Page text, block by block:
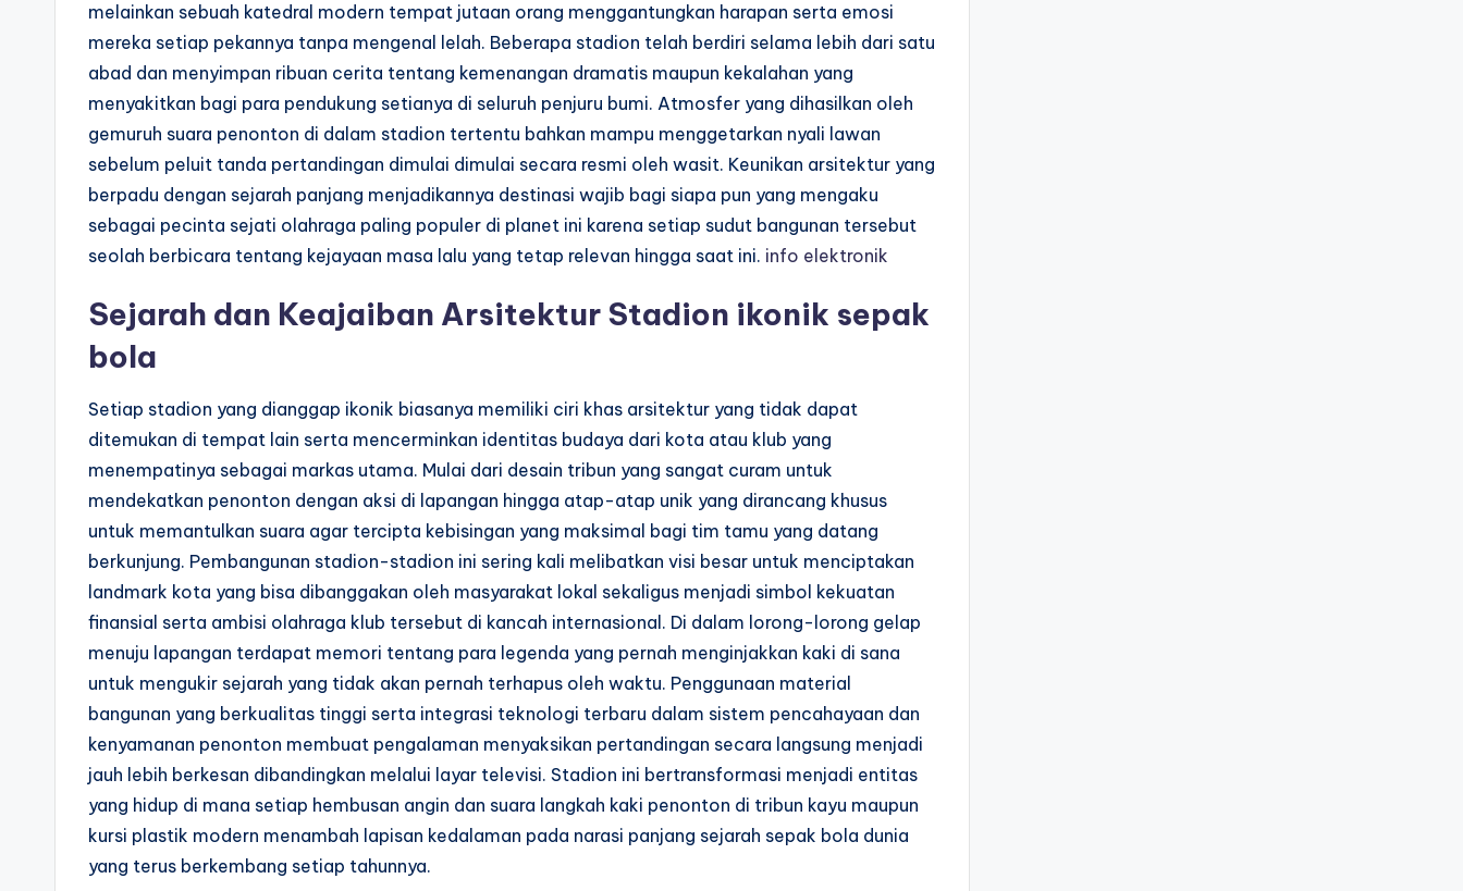
melainkan sebuah katedral modern tempat jutaan orang menggantungkan harapan serta emosi
mereka setiap pekannya tanpa mengenal lelah. Beberapa stadion telah berdiri selama lebih dari satu
abad dan menyimpan ribuan cerita tentang kemenangan dramatis maupun kekalahan yang
menyakitkan bagi para pendukung setianya di seluruh penjuru bumi. Atmosfer yang dihasilkan oleh
gemuruh suara penonton di dalam stadion tertentu bahkan mampu menggetarkan nyali lawan
sebelum peluit tanda pertandingan dimulai dimulai secara resmi oleh wasit. Keunikan arsitektur yang
berpadu dengan sejarah panjang menjadikannya destinasi wajib bagi siapa pun yang mengaku
sebagai pecinta sejati olahraga paling populer di planet ini karena setiap sudut bangunan tersebut
seolah berbicara tentang kejayaan masa lalu yang tetap relevan hingga saat ini. info elektronik
Sejarah dan Keajaiban Arsitektur Stadion ikonik sepak
bola
Setiap stadion yang dianggap ikonik biasanya memiliki ciri khas arsitektur yang tidak dapat
ditemukan di tempat lain serta mencerminkan identitas budaya dari kota atau klub yang
menempatinya sebagai markas utama. Mulai dari desain tribun yang sangat curam untuk
mendekatkan penonton dengan aksi di lapangan hingga atap-atap unik yang dirancang khusus
untuk memantulkan suara agar tercipta kebisingan yang maksimal bagi tim tamu yang datang
berkunjung. Pembangunan stadion-stadion ini sering kali melibatkan visi besar untuk menciptakan
landmark kota yang bisa dibanggakan oleh masyarakat lokal sekaligus menjadi simbol kekuatan
finansial serta ambisi olahraga klub tersebut di kancah internasional. Di dalam lorong-lorong gelap
menuju lapangan terdapat memori tentang para legenda yang pernah menginjakkan kaki di sana
untuk mengukir sejarah yang tidak akan pernah terhapus oleh waktu. Penggunaan material
bangunan yang berkualitas tinggi serta integrasi teknologi terbaru dalam sistem pencahayaan dan
kenyamanan penonton membuat pengalaman menyaksikan pertandingan secara langsung menjadi
jauh lebih berkesan dibandingkan melalui layar televisi. Stadion ini bertransformasi menjadi entitas
yang hidup di mana setiap hembusan angin dan suara langkah kaki penonton di tribun kayu maupun
kursi plastik modern menambah lapisan kedalaman pada narasi panjang sejarah sepak bola dunia
yang terus berkembang setiap tahunnya.